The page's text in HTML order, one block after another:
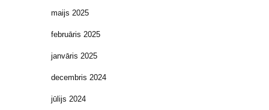
maijs 2025
februāris 2025
janvāris 2025
decembris 2024
jūlijs 2024